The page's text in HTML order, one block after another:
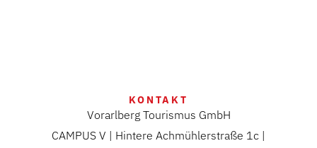
KONTAKT
Vorarlberg Tourismus GmbH
CAMPUS V | Hintere Achmühlerstraße 1c |